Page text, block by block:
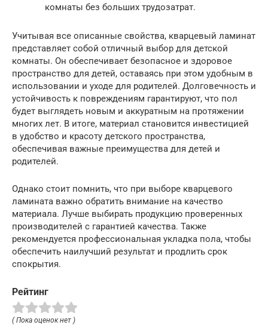
комнаты без больших трудозатрат.
Учитывая все описанные свойства, кварцевый ламинат
представляет собой отличный выбор для детской
комнаты. Он обеспечивает безопасное и здоровое
пространство для детей, оставаясь при этом удобным в
использовании и уходе для родителей. Долговечность и
устойчивость к повреждениям гарантируют, что пол
будет выглядеть новым и аккуратным на протяжении
многих лет. В итоге, материал становится инвестицией
в удобство и красоту детского пространства,
обеспечивая важные преимущества для детей и
родителей.
Однако стоит помнить, что при выборе кварцевого
ламината важно обратить внимание на качество
материала. Лучше выбирать продукцию проверенных
производителей с гарантией качества. Также
рекомендуется профессиональная укладка пола, чтобы
обеспечить наилучший результат и продлить срок
спокрытия.
Рейтинг
( Пока оценок нет )